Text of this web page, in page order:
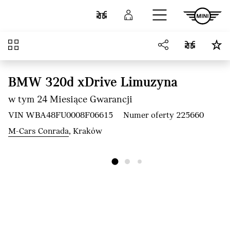
Przejdź do głównej treści
Porównaj Zaloguj się
Przegląd
BMW 320d xDrive Limuzyna
w tym 24 Miesiące Gwarancji
VIN WBA48FU0008F06615
Numer oferty 225660
M-Cars Conrada, Kraków